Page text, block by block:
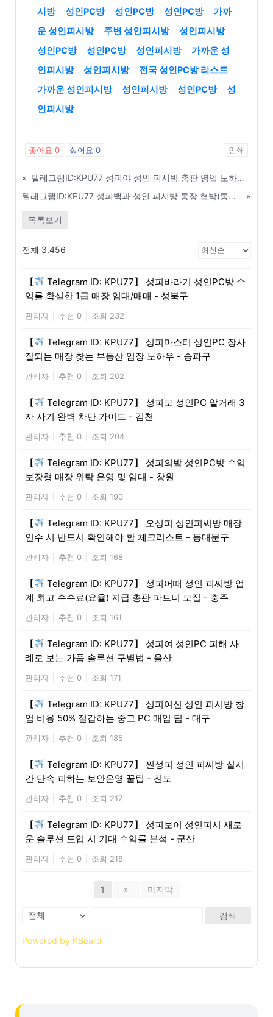
시방
성인PC방 성인PC방 성인PC방
가까
운 성인피시방
주변 성인피시방
성인피시방
성인PC방
성인PC방 성인피시방
가까운 성
인피시방
성인피시방
전국 성인PC방 리스트
가까운 성인피시방
성인피시방 성인PC방
성
인피시방
좋아요 0 싫어요 0 인쇄
«
텔레그램ID:KPU77 성피야 성인 피시방 총판 영업 노하우 및 실적 올리는 비법 - 아산
텔레그램ID:KPU77 성피백과 성인 피시방 통장 협박(통협) 절대 안 당하는 꿀팁 - 군산
»
목록보기
전체 3,456
【
Telegram ID: KPU77】 성피바라기 성인PC방 수
익률 확실한 1급 매장 임대/매매 - 성북구
관리자 추천 0 조회 232
【
Telegram ID: KPU77】 성피마스터 성인PC 장사
잘되는 매장 찾는 부동산 임장 노하우 - 송파구
관리자 추천 0 조회 202
【
Telegram ID: KPU77】 성피모 성인PC 알거래 3
자 사기 완벽 차단 가이드 - 김천
관리자 추천 0 조회 204
【
Telegram ID: KPU77】 성피의밤 성인PC방 수익
보장형 매장 위탁 운영 및 임대 - 창원
관리자 추천 0 조회 190
【
Telegram ID: KPU77】 오성피 성인피씨방 매장
인수 시 반드시 확인해야 할 체크리스트 - 동대문구
관리자 추천 0 조회 168
【
Telegram ID: KPU77】 성피어때 성인 피씨방 업
계 최고 수수료(요율) 지급 총판 파트너 모집 - 충주
관리자 추천 0 조회 161
【
Telegram ID: KPU77】 성피여 성인PC 피해 사
례로 보는 가품 솔루션 구별법 - 울산
관리자 추천 0 조회 171
【
Telegram ID: KPU77】 성피여신 성인 피시방 창
업 비용 50% 절감하는 중고 PC 매입 팁 - 대구
관리자 추천 0 조회 185
【
Telegram ID: KPU77】 찐성피 성인 피씨방 실시
간 단속 피하는 보안운영 꿀팁 - 진도
관리자 추천 0 조회 217
【
Telegram ID: KPU77】 성피보이 성인피시 새로
운 솔루션 도입 시 기대 수익률 분석 - 군산
관리자 추천 0 조회 218
1 » 마지막
검색
Powered by KBoard